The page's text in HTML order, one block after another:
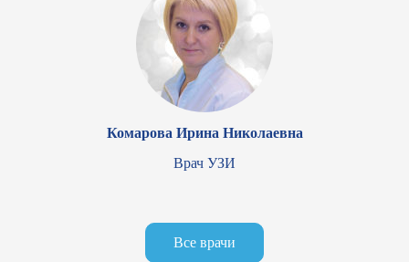
Комарова Ирина Николаевна
Врач УЗИ
Все врачи